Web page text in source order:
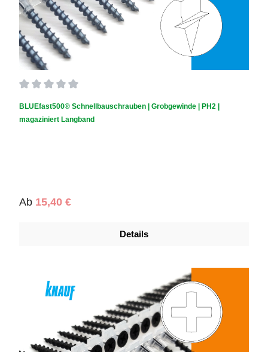
BLUEfast500® Schnellbauschrauben | Grobgewinde | PH2 |
magaziniert Langband
Regulärer Preis:
Ab 15,40 €
Details